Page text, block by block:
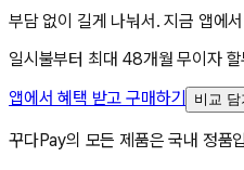
부담 없이 길게 나눠서. 지금 앱에
일시불부터 최대 48개월 무이자
앱에서 혜택 받고 구매하기
비교 담
꾸다Pay의 모든 제품은 국내 정품